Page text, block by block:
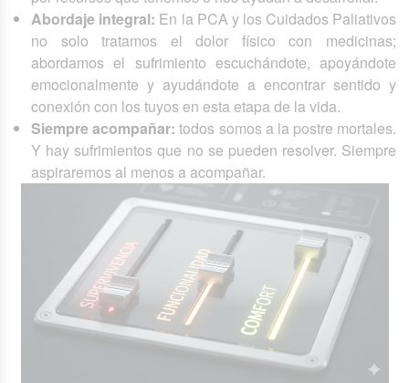
Abordaje integral: En la PCA y los Cuidados Paliativos
no solo tratamos el dolor físico con medicinas;
abordamos el sufrimiento escuchándote, apoyándote
emocionalmente y ayudándote a encontrar sentido y
conexión con los tuyos en esta etapa de la vida.
Siempre acompañar: todos somos a la postre mortales.
Y hay sufrimientos que no se pueden resolver. Siempre
aspiraremos al menos a acompañar.